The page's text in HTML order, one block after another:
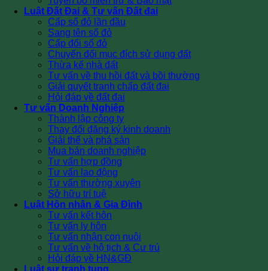
Luật Đất Đai & Tư vấn Đất đai
Cấp sổ đỏ lần đầu
Sang tên sổ đỏ
Cấp đổi sổ đỏ
Chuyển đổi mục đích sử dụng đất
Thừa kế nhà đất
Tư vấn về thu hồi đất và bồi thường
Giải quyết tranh chấp đất đai
Hỏi đáp về đất đai
Tư vấn Doanh Nghiệp
Thành lập công ty
Thay đổi đăng ký kinh doanh
Giải thể và phá sản
Mua bán doanh nghiệp
Tư vấn hợp đồng
Tư vấn lao động
Tư vấn thường xuyên
Sở hữu trí tuệ
Luật Hôn nhân & Gia Đình
Tư vấn kết hôn
Tư vấn ly hôn
Tư vấn nhận con nuôi
Tư vấn về hộ tịch & Cư trú
Hỏi đáp về HN&GĐ
Luật sư tranh tụng